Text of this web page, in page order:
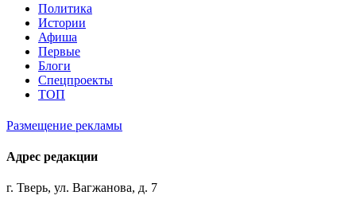
Политика
Истории
Афиша
Первые
Блоги
Спецпроекты
ТОП
Размещение рекламы
Адрес редакции
г. Тверь, ул. Вагжанова, д. 7